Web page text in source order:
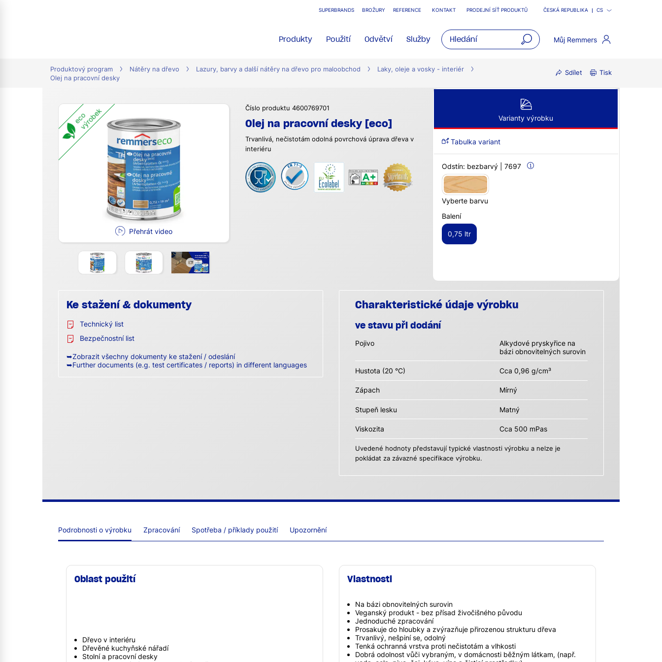
SUPERBRANDS BROŽURY REFERENCE KONTAKT PRODEJNÍ SÍŤ PRODUKTŮ ČESKÁ REPUBLIKA CS
Produkty Použití Odvětví Služby Můj Remmers
Produktový program Nátěry na dřevo Lazury, barvy a další nátěry na dřevo pro maloobchod
Laky, oleje a vosky - interiér
Olej na pracovní desky
Sdílet Tisk
Přehrát video
eco
výrobek Číslo produktu 4600769701
Olej na pracovní desky [eco]
Trvanlivá, nečistotám odolná povrchová úprava dřeva v
interiéru
Varianty výrobku
Tabulka variant
Odstín: bezbarvý | 7697
Vyberte barvu
Balení
0,75 ltr
Ke stažení & dokumenty
Technický list
Bezpečnostní list
➥Zobrazit všechny dokumenty ke stažení / odeslání
➥Further documents (e.g. test certificates / reports) in different languages
Charakteristické údaje výrobku
ve stavu při dodání
Pojivo
Alkydové pryskyřice na
bázi obnovitelných surovin
Hustota (20 °C) Cca 0,96 g/cm³
Zápach Mírný
Stupeň lesku Matný
Viskozita Cca 500 mPas
Uvedené hodnoty představují typické vlastnosti výrobku a nelze je
pokládat za závazné specifikace výrobku.
Podrobnosti o výrobku Zpracování Spotřeba / příklady použití Upozornění
Oblast použití
Dřevo v interiéru
Dřevěné kuchyňské nářadí
Stolní a pracovní desky
Vlastnosti
Na bázi obnovitelných surovin
Veganský produkt - bez přísad živočišného původu
Jednoduché zpracování
Prosakuje do hloubky a zvýrazňuje přirozenou strukturu dřeva
Trvanlivý, nešpiní se, odolný
Tenká ochranná vrstva proti nečistotám a vlhkosti
Dobrá odolnost vůči vybraným, v domácnosti běžným látkam, (např.